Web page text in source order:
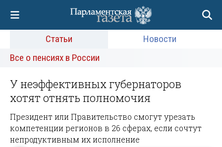
Статьи
Новости
Все о пенсиях в России
У неэффективных губернаторов
хотят отнять полномочия
Президент или Правительство смогут урезать
компетенции регионов в 26 сферах, если сочтут
непродуктивным их исполнение